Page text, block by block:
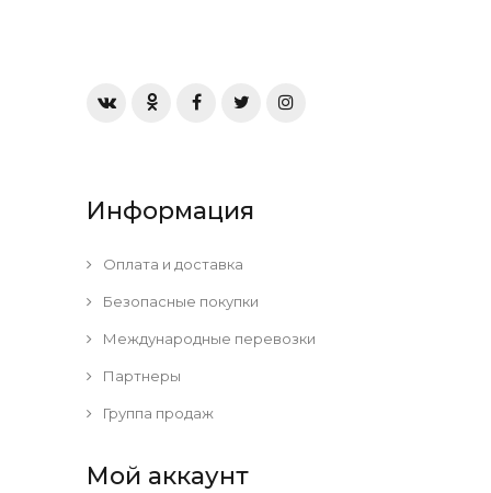
Информация
Оплата и доставка
Безопасные покупки
Международные перевозки
Партнеры
Группа продаж
Мой аккаунт